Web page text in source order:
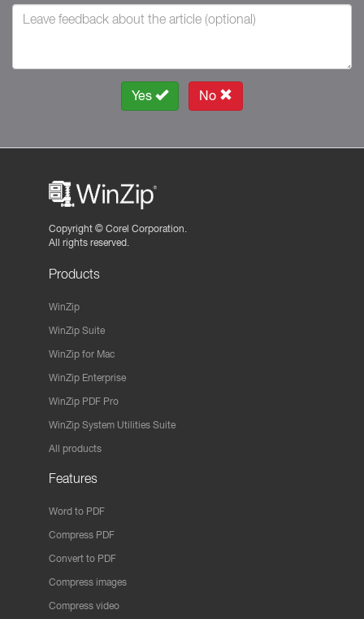
Yes No
Copyright © Corel Corporation.
All rights reserved.
Products
WinZip
WinZip Suite
WinZip for Mac
WinZip Enterprise
WinZip PDF Pro
WinZip System Utilities Suite
All products
Features
Word to PDF
Compress PDF
Convert to PDF
Compress images
Compress video